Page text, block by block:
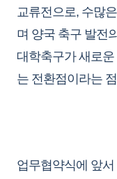
교류전으로, 수많
며 양국 축구 발전
대학축구가 새로
는 전환점이라는
업무협약식에 앞